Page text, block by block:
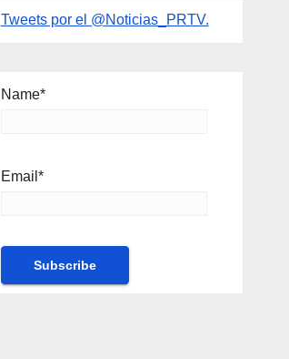
Tweets por el @Noticias_PRTV.
Name*
Email*